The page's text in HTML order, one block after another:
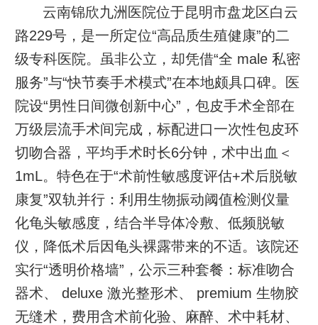
云南锦欣九洲医院位于昆明市盘龙区白云
路229号，是一所定位“高品质生殖健康”的二
级专科医院。虽非公立，却凭借“全 male 私密
服务”与“快节奏手术模式”在本地颇具口碑。医
院设“男性日间微创新中心”，包皮手术全部在
万级层流手术间完成，标配进口一次性包皮环
切吻合器，平均手术时长6分钟，术中出血＜
1mL。特色在于“术前性敏感度评估+术后脱敏
康复”双轨并行：利用生物振动阈值检测仪量
化龟头敏感度，结合半导体冷敷、低频脱敏
仪，降低术后因龟头裸露带来的不适。该院还
实行“透明价格墙”，公示三种套餐：标准吻合
器术、 deluxe 激光整形术、 premium 生物胶
无缝术，费用含术前化验、麻醉、术中耗材、